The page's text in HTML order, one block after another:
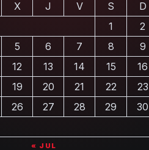
X J V S
D
1
2
5 6 7 8
9
12 13 14 15
16
19 20 21 22
23
26 27 28 29
30
« JUL